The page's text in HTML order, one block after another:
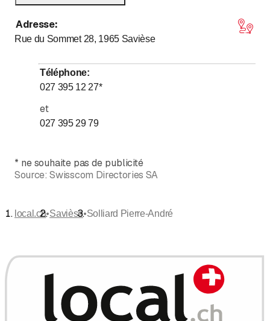
Adresse:
Rue du Sommet 28, 1965 Savièse
Téléphone:
027 395 12 27*
et
027 395 29 79
* ne souhaite pas de publicité
Source: Swisscom Directories SA
local.ch•Savièse•Solliard Pierre-André